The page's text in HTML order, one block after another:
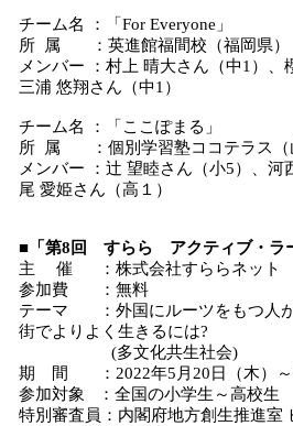
チーム名 ：「For Everyone」
所 属 ：英進館福間校（福岡県）
メンバー ：村上 晴大さん（中1）、
三浦 悠翔さん（中1）
チーム名 ：「ここぽまる」
所 属 ：個別学習塾ココテラス（
メンバー ：辻 望睦さん（小5）、河
尾 愛姫さん（高１）
■「第8回 すらら アクティブ・ラ
主 催 ：株式会社すららネット
参加費 ：無料
テーマ ：外国にルーツをもつ人が
街でよりよく生きるには?
(多文化共生社会)
期 間 ：2022年5月20日（木）～8
参加対象 ：全国の小学生～高校生
特別審査員：内閣府地方創生推進室